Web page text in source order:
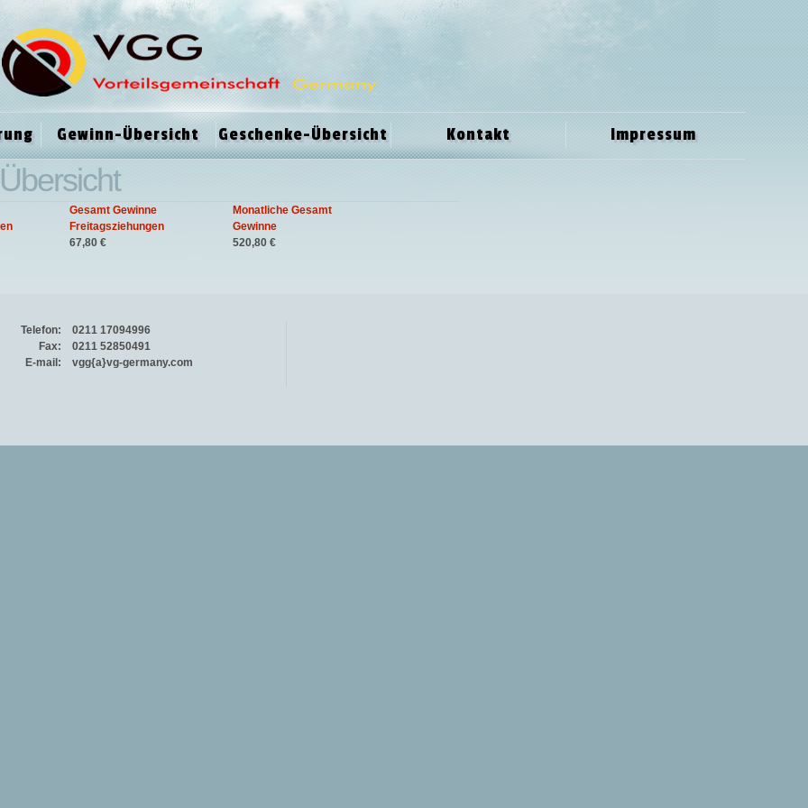
Gewinn-Übersicht Geschenke-Übersicht Kontakt Impressum
Gesamt Gewinne
Freitagsziehungen
Monatliche Gesamt
Gewinne
67,80 € 520,80 €
Telefon:
0211 17094996
Fax:
0211 52850491
E-mail:
vgg{a}vg-germany.com